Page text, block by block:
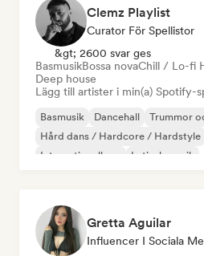
Clemz Playlist
Curator För Spellistor
&gt; 2600 svar ges
BasmusikBossa novaChill / Lo-fi
Deep house
Lägg till artister i min(a) Spotify-
Basmusik Dancehall Trummor
Hård dans / Hardcore / Hardstyle
Internationell rap
Latinsk musik
Gretta Aguilar
Influencer I Sociala